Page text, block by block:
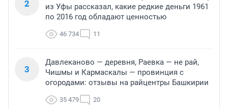
2
из Уфы рассказал, какие редкие деньги 1961
по 2016 год обладают ценностью
46 734 11
3
Давлеканово — деревня, Раевка — не рай,
Чишмы и Кармаскалы — провинция с
огородами: отзывы на райцентры Башкирии
35 479 20